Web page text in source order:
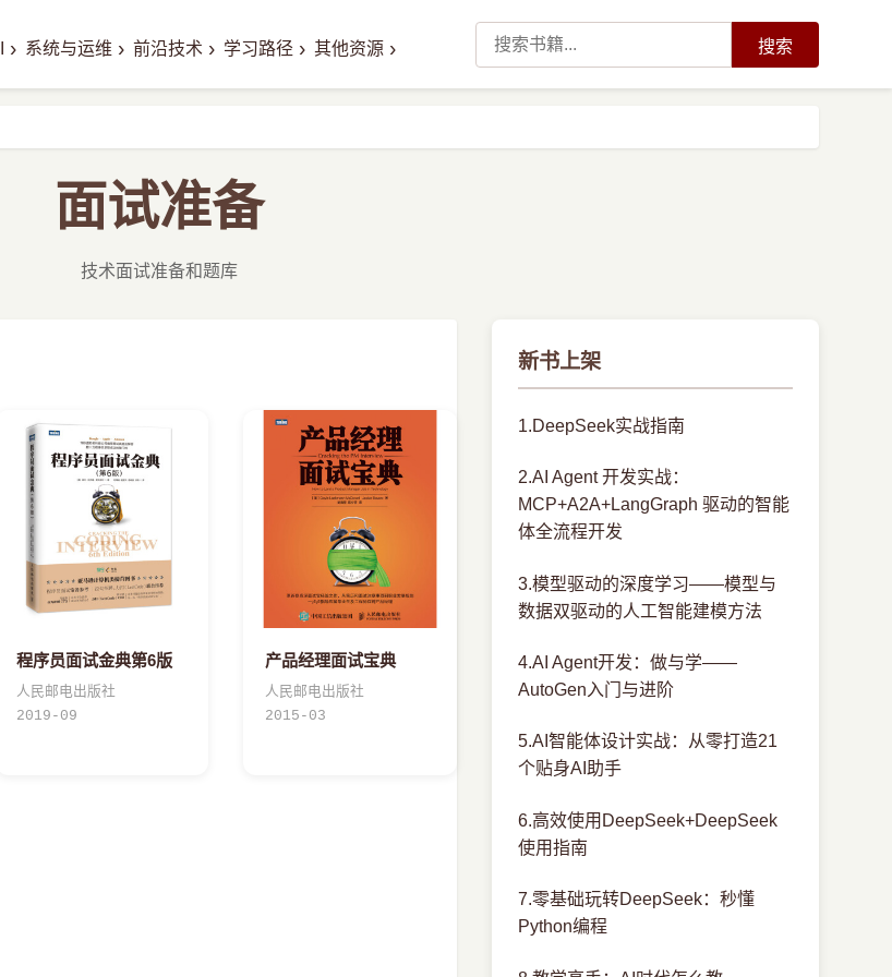
› 系统与运维 › 前沿技术 › 学习路径 › 其他资源 › 搜索
面试准备
技术面试准备和题库
程序员面试金典第6版
人民邮电出版社
2019-09
产品经理面试宝典
人民邮电出版社
2015-03
新书上架
1.DeepSeek实战指南
2.AI Agent 开发实战：
MCP+A2A+LangGraph 驱动的智能
体全流程开发
3.模型驱动的深度学习——模型与
数据双驱动的人工智能建模方法
4.AI Agent开发：做与学——
AutoGen入门与进阶
5.AI智能体设计实战：从零打造21
个贴身AI助手
6.高效使用DeepSeek+DeepSeek
使用指南
7.零基础玩转DeepSeek：秒懂
Python编程